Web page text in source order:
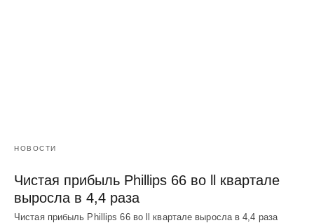
НОВОСТИ
Чистая прибыль Phillips 66 во ll квартале
выросла в 4,4 раза
Чистая прибыль Phillips 66 во ll квартале выросла в 4,4 раза